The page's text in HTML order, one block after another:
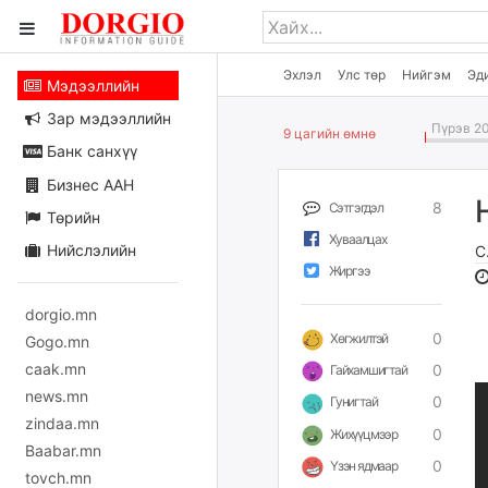
Эхлэл Улс төр Нийгэм
Мэдээллийн
Зар мэдээллийн
Банк санхүү
Бизнес ААН
Төрийн
Нийслэлийн
dorgio.mn
Gogo.mn
caak.mn
news.mn
zindaa.mn
Baabar.mn
tovch.mn
9 цагийн өмнө Пүрэв
Сэтгэгдэл 8
Хуваалцах
Жиргээ
Хөгжилтэй 0
Гайхамшигтай 0
Гунигтай 0
Жихүүцмээр 0
Үзэн ядмаар 0